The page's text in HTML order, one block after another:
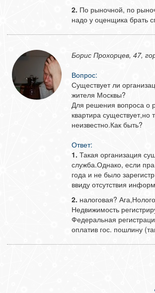
2. По рыночной, по
надо у оценщика брать
Борис Прохорцев, 47,
Вопрос:
Существует ли
жителя Москвы?
Для решения вопроса о
квартира
неизвестно.Как быть?
Ответ:
1. Такая организация
служба.Однако, если
года и не было
ввиду отсутствия
2. налоговая?
Недвижимость
Федеральная
оплатив гос. пошлину